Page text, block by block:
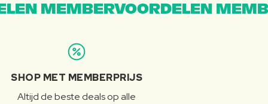
MEMBERVOORDELEN
SHOP MET MEMBERPRIJS
Altijd de beste deals op alle